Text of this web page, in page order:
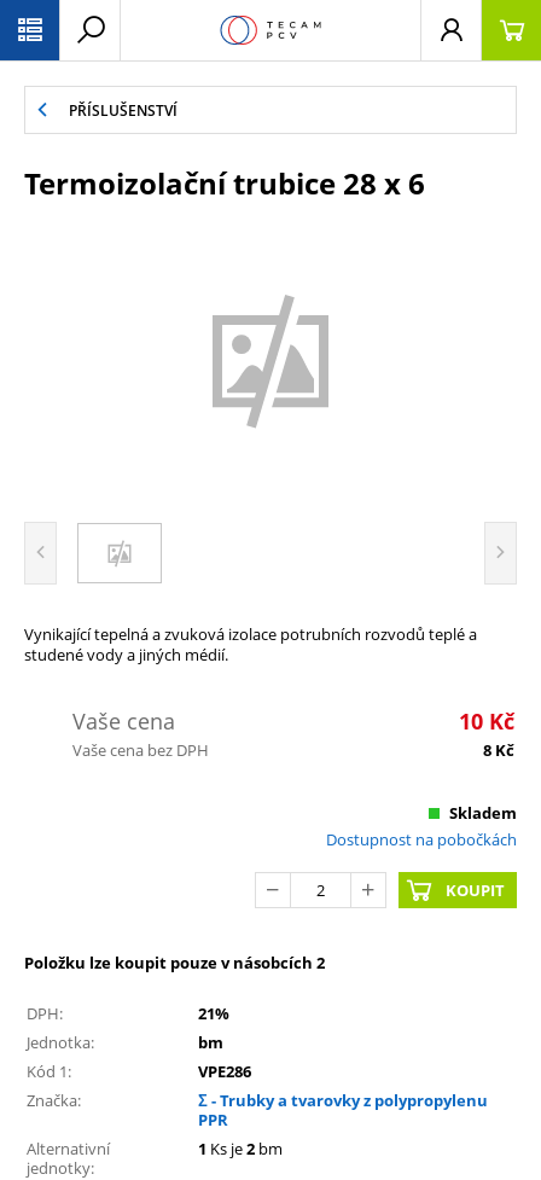
PŘÍSLUŠENSTVÍ
Termoizolační trubice 28 x 6
Vynikající tepelná a zvuková izolace potrubních rozvodů teplé a
studené vody a jiných médií.
Vaše cena 10 Kč
Vaše cena bez DPH 8 Kč
Skladem
Dostupnost na pobočkách
KOUPIT
Položku lze koupit pouze v násobcích 2
DPH:
21%
Jednotka:
bm
Kód 1:
VPE286
Značka:
Σ - Trubky a tvarovky z polypropylenu
PPR
Alternativní
jednotky:
1 Ks je2 bm